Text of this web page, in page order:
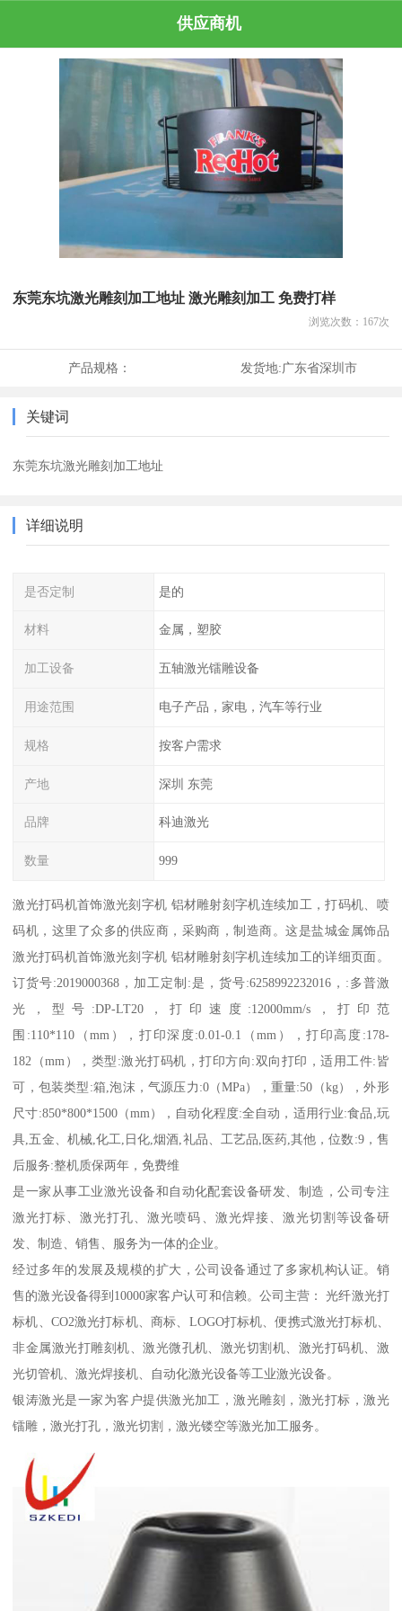
供应商机
东莞东坑激光雕刻加工地址 激光雕刻加工 免费打样
浏览次数： 167次
产品规格： 发货地:广东省深圳市
关键词
东莞东坑激光雕刻加工地址
详细说明
是否定制 是的
材料 金属，塑胶
加工设备 五轴激光镭雕设备
用途范围 电子产品，家电，汽车等行业
规格 按客户需求
产地 深圳 东莞
品牌 科迪激光
数量 999
激光打码机首饰激光刻字机 铝材雕射刻字机连续加工，打码机、喷
码机，这里了众多的供应商，采购商，制造商。这是盐城金属饰品
激光打码机首饰激光刻字机 铝材雕射刻字机连续加工的详细页面。
订货号:2019000368，加工定制:是，货号:6258992232016，:多普激
光，型号:DP-LT20，打印速度:12000mm/s，打印范
围:110*110（mm），打印深度:0.01-0.1（mm），打印高度:178-
182（mm），类型:激光打码机，打印方向:双向打印，适用工件:皆
可，包装类型:箱,泡沫，气源压力:0（MPa），重量:50（kg），外形
尺寸:850*800*1500（mm），自动化程度:全自动，适用行业:食品,玩
具,五金、机械,化工,日化,烟酒,礼品、工艺品,医药,其他，位数:9，售
后服务:整机质保两年，免费维
是一家从事工业激光设备和自动化配套设备研发、制造，公司专注
激光打标、激光打孔、激光喷码、激光焊接、激光切割等设备研
发、制造、销售、服务为一体的企业。
经过多年的发展及规模的扩大，公司设备通过了多家机构认证。销
售的激光设备得到10000家客户认可和信赖。公司主营： 光纤激光打
标机、CO2激光打标机、商标、LOGO打标机、便携式激光打标机、
非金属激光打雕刻机、激光微孔机、激光切割机、激光打码机、激
光切管机、激光焊接机、自动化激光设备等工业激光设备。
银涛激光是一家为客户提供激光加工，激光雕刻，激光打标，激光
镭雕，激光打孔，激光切割，激光镂空等激光加工服务。